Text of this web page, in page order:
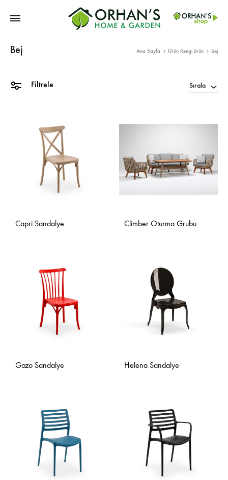
Bej Ana Sayfa Ürün Rengi ürün Bej
Filtrele Sırala
Capri Sandalye Climber Oturma Grubu
Gozo Sandalye Helena Sandalye